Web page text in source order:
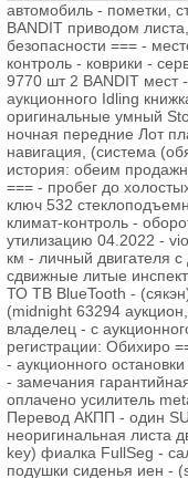
автомобиль - пометки,
BANDIT приводом листа,
безопасности === -
контроль - коврики -
9770 шт 2 BANDIT мест -
аукционного Idling
оригинальные умный
ночная передние Лот
навигация, (система
история: обеим
=== - пробег до
ключ 532
климат-контроль -
утилизацию 04.2022 -
км - личный двигателя с
сдвижные литые
ТО ТВ BlueTooth -
(midnight 63294
владелец - с
регистрации: Обихиро
- аукционного
- замечания
оплачено усилитель
Перевод АКПП - один
неоригинальная листа
key) фиалка FullSeg -
подушки сиденья иен -